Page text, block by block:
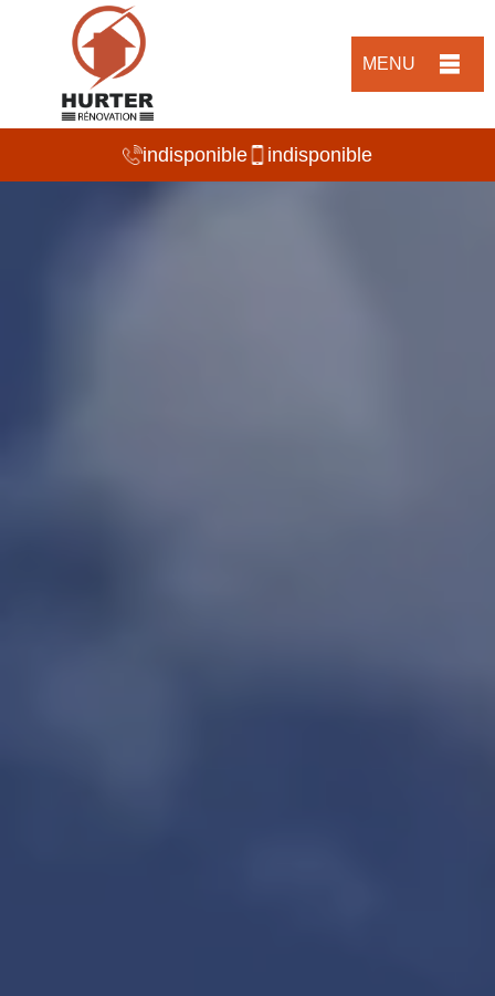
MENU
indisponible indisponible